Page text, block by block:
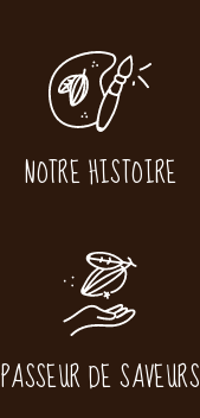
NOTRE HISTOIRE
PASSEUR DE SAVEURS